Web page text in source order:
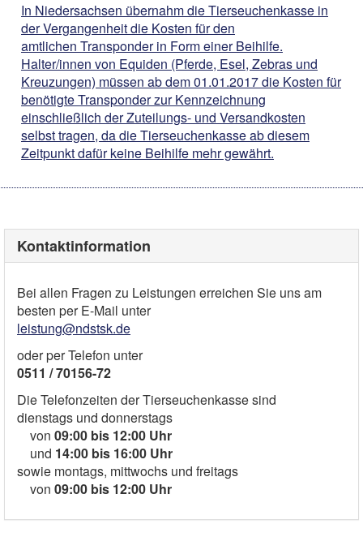
In Niedersachsen übernahm die Tierseuchenkasse in
der Vergangenheit die Kosten für den
amtlichen Transponder in Form einer Beihilfe.
Halter/innen von Equiden (Pferde, Esel, Zebras und
Kreuzungen) müssen ab dem 01.01.2017 die Kosten für
benötigte Transponder zur Kennzeichnung
einschließlich der Zuteilungs- und Versandkosten
selbst tragen, da die Tierseuchenkasse ab diesem
Zeitpunkt dafür keine Beihilfe mehr gewährt.
Kontaktinformation
Bei allen Fragen zu Leistungen erreichen Sie uns am
besten per E-Mail unter
leistung@ndstsk.de
oder per Telefon unter
0511 / 70156-72
Die Telefonzeiten der Tierseuchenkasse sind
dienstags und donnerstags
von 09:00 bis 12:00 Uhr
und 14:00 bis 16:00 Uhr
sowie montags, mittwochs und freitags
von 09:00 bis 12:00 Uhr